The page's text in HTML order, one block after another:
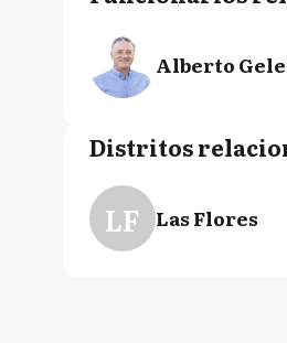
Alberto
Distritos
LF Las Flores